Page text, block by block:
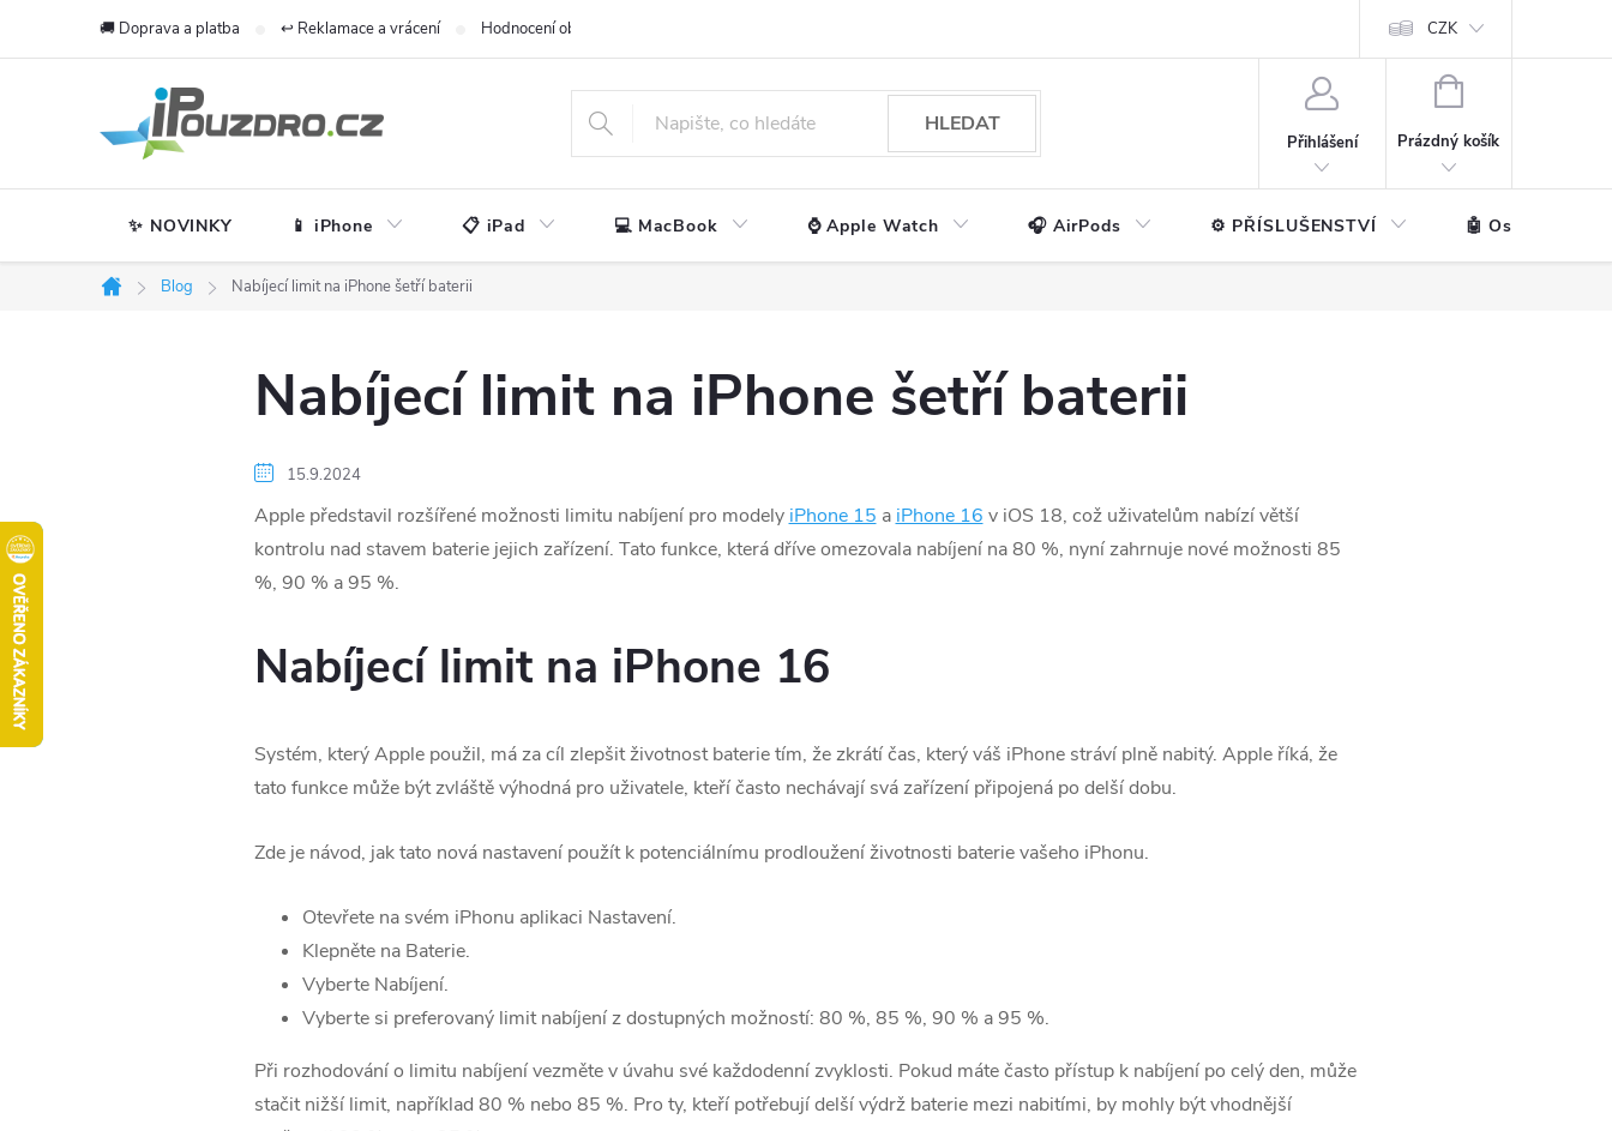
🚚 Doprava a platba ↩️ Reklamace a vrácení Hodnocení obchodu CZK
HLEDAT
Přihlášení
NÁKUPNÍ
Prázdný košík
✨ NOVINKY 📱 iPhone 📋 iPad 💻 MacBook ⌚ Apple Watch 🎧 AirPods ⚙️ PŘÍSLUŠENSTVÍ 🤖 Ostatní
Domů
Blog Nabíjecí limit na iPhone šetří baterii
Nabíjecí limit na iPhone šetří baterii
15.9.2024
Apple představil rozšířené možnosti limitu nabíjení pro modely iPhone 15 a iPhone 16 v iOS 18, což uživatelům nabízí větší
kontrolu nad stavem baterie jejich zařízení. Tato funkce, která dříve omezovala nabíjení na 80 %, nyní zahrnuje nové možnosti 85
%, 90 % a 95 %.
Nabíjecí limit na iPhone 16
Systém, který Apple použil, má za cíl zlepšit životnost baterie tím, že zkrátí čas, který váš iPhone stráví plně nabitý. Apple říká, že
tato funkce může být zvláště výhodná pro uživatele, kteří často nechávají svá zařízení připojená po delší dobu.
Zde je návod, jak tato nová nastavení použít k potenciálnímu prodloužení životnosti baterie vašeho ‌iPhonu‌.
Otevřete na svém ‌iPhonu‌ aplikaci Nastavení.
Klepněte na Baterie.
Vyberte Nabíjení.
Vyberte si preferovaný limit nabíjení z dostupných možností: 80 %, 85 %, 90 % a 95 %.
Při rozhodování o limitu nabíjení vezměte v úvahu své každodenní zvyklosti. Pokud máte často přístup k nabíjení po celý den, může
stačit nižší limit, například 80 % nebo 85 %. Pro ty, kteří potřebují delší výdrž baterie mezi nabitími, by mohly být vhodnější